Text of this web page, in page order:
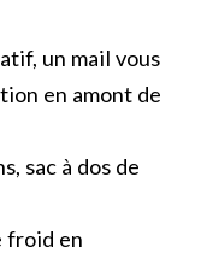
un mail vous
en amont de
sac à dos de
froid en